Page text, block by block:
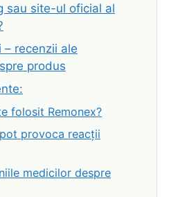
sau site-ul oficial al
– recenzii ale
produs
folosit Remonex?
provoca reacții
medicilor despre